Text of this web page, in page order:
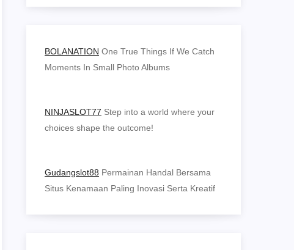
BOLANATION One True Things If We Catch
Moments In Small Photo Albums
NINJASLOT77 Step into a world where your
choices shape the outcome!
Gudangslot88 Permainan Handal Bersama
Situs Kenamaan Paling Inovasi Serta Kreatif